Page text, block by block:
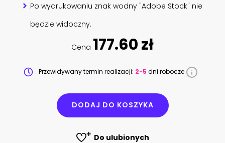
Po wydrukowaniu znak wodny "Adobe Stock" nie
będzie widoczny.
Cena 177.60 zł
Przewidywany termin realizacji: 2-5 dni robocze
DODAJ DO KOSZYKA
Do ulubionych